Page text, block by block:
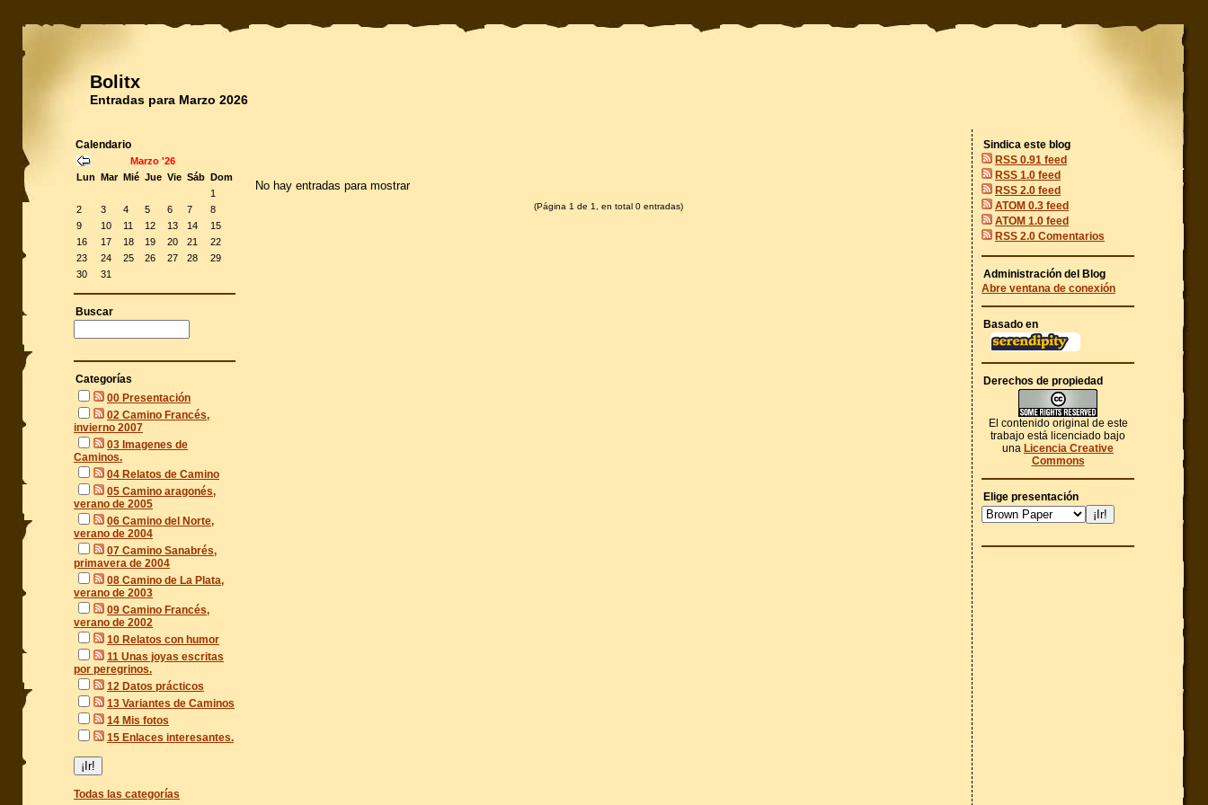
Bolitx
Entradas para Marzo 2026
Calendario
Marzo '26
Lun Mar Mié Jue Vie Sáb Dom
1
2
3 4 5 6 7
8
9
10 11 12 13 14
15
16
17 18 19 20 21
22
23
24 25 26 27 28
29
30
31
Buscar
Categorías
00 Presentación
02 Camino Francés,
invierno 2007
03 Imagenes de
Caminos.
04 Relatos de Camino
05 Camino aragonés,
verano de 2005
06 Camino del Norte,
verano de 2004
07 Camino Sanabrés,
primavera de 2004
08 Camino de La Plata,
verano de 2003
09 Camino Francés,
verano de 2002
10 Relatos con humor
11 Unas joyas escritas
por peregrinos.
12 Datos prácticos
13 Variantes de Caminos
14 Mis fotos
15 Enlaces interesantes.
Todas las categorías
No hay entradas para mostrar
(Página 1 de 1, en total 0 entradas)
Sindica este blog
RSS 0.91 feed
RSS 1.0 feed
RSS 2.0 feed
ATOM 0.3 feed
ATOM 1.0 feed
RSS 2.0 Comentarios
Administración del Blog
Abre ventana de conexión
Basado en
Derechos de propiedad
El contenido original de este
trabajo está licenciado bajo
una Licencia Creative
Commons
Elige presentación